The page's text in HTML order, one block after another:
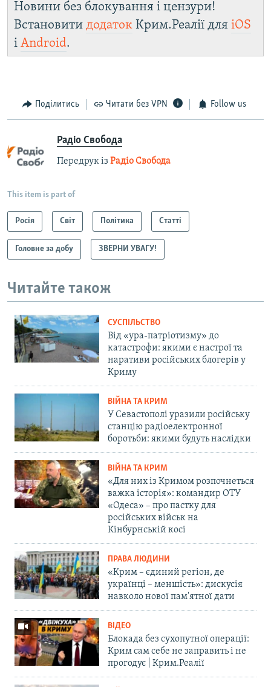
Новини без блокування і цензури!
Встановити додаток Крим.Реалії для iOS
і Android.
Поділитись Читати без VPN Follow us
Радіо Свобода
Передрук із Радіо Свобода
This item is part of
Росія Світ Політика Статті
Головне за добу ЗВЕРНИ УВАГУ!
Читайте також
СУСПІЛЬСТВО
Від «ура-патріотизму» до
катастрофи: якими є настрої та
наративи російських блогерів у
Криму
ВІЙНА ТА КРИМ
У Севастополі уразили російську
станцію радіоелектронної
боротьби: якими будуть наслідки
ВІЙНА ТА КРИМ
«Для них із Кримом розпочнеться
важка історія»: командир ОТУ
«Одеса» – про пастку для
російських військ на
Кінбурнській косі
ПРАВА ЛЮДИНИ
«Крим – єдиний регіон, де
українці – меншість»: дискусія
навколо нової пам'ятної дати
ВІДЕО
Блокада без сухопутної операції:
Крим сам себе не заправить і не
прогодує | Крим.Реалії